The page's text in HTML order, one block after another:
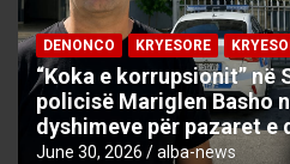
DENONCO KRYESORE
“Koka e korrupsionit” në
policisë Mariglen Basho
dyshimeve për pazaret e
June 30, 2026 alba-news